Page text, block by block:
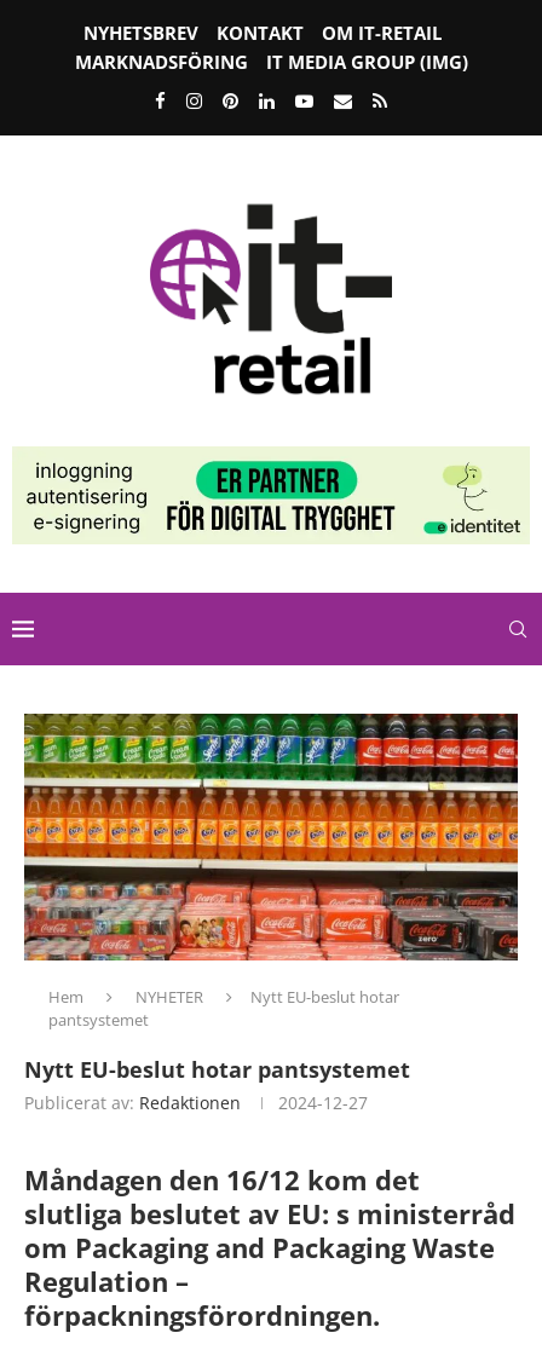
NYHETSBREV KONTAKT
OM IT-RETAIL
MARKNADSFÖRING
IT MEDIA GROUP (IMG)
Hem NYHETER
Nytt EU-beslut hotar
pantsystemet
Nytt EU-beslut hotar pantsystemet
Publicerat av: Redaktionen 2024-12-27
Måndagen den 16/12 kom det
slutliga beslutet av EU: s ministerråd
om Packaging and Packaging Waste
Regulation –
förpackningsförordningen.